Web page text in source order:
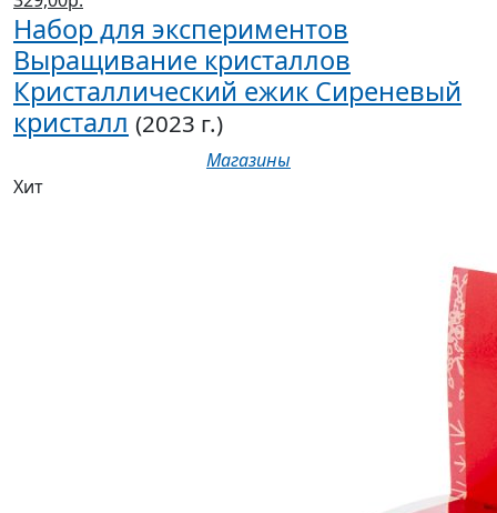
Набор для экспериментов
Выращивание кристаллов
Кристаллический ежик Сиреневый
кристалл (2023 г.)
Магазины
Хит